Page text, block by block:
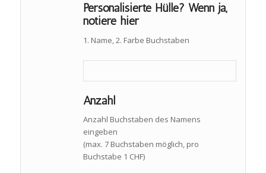
Personalisierte Hülle? Wenn ja,
notiere hier
1. Name, 2. Farbe Buchstaben
Anzahl
Anzahl Buchstaben des Namens
eingeben
(max. 7 Buchstaben möglich, pro
Buchstabe 1 CHF)